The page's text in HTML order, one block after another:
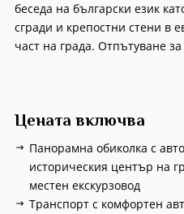
беседа на български език
сгради и крепостни стени в
част на града. Отпътуване
Цената включва
Панорамна обиколка с
историческия център на
местен екскурзовод
Транспорт с комфортен